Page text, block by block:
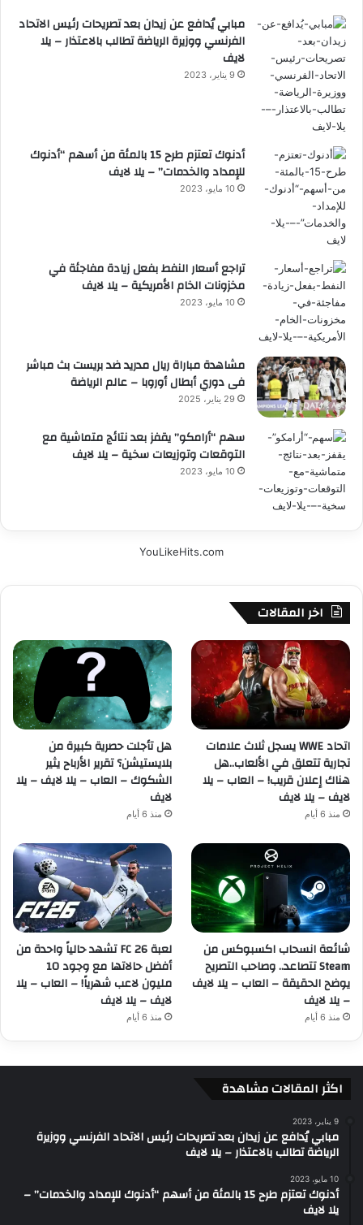
مبابي يُدافع عن زيدان بعد تصريحات رئيس الاتحاد
الفرنسي ووزيرة الرياضة تطالب بالاعتذار – يلا
لايف
9 يناير، 2023
أدنوك تعتزم طرح 15 بالمئة من أسهم “أدنوك
للإمداد والخدمات” – يلا لايف
10 مايو، 2023
تراجع أسعار النفط بفعل زيادة مفاجئة في
مخزونات الخام الأمريكية – يلا لايف
10 مايو، 2023
مشاهدة مباراة ريال مدريد ضد بريست بث مباشر
فى دوري أبطال أوروبا – عالم الرياضة
29 يناير، 2025
سهم “أرامكو” يقفز بعد نتائج متماشية مع
التوقعات وتوزيعات سخية – يلا لايف
10 مايو، 2023
YouLikeHits.com
اخر المقالات
اتحاد WWE يسجل ثلاث علامات
تجارية تتعلق في الألعاب..هل
هناك إعلان قريب! – العاب – يلا
لايف – يلا لايف
منذ 6 أيام
هل تأجلت حصرية كبيرة من
بلايستيشن؟ تقرير الأرباح يثير
الشكوك – العاب – يلا لايف – يلا
لايف
منذ 6 أيام
شائعة انسحاب اكسبوكس من
Steam تتصاعد.. وصاحب التصريح
يوضح الحقيقة – العاب – يلا لايف
– يلا لايف
منذ 6 أيام
لعبة FC 26 تشهد حالياً واحدة من
أفضل حالاتها مع وجود 10
مليون لاعب شهرياً! – العاب – يلا
لايف – يلا لايف
منذ 6 أيام
اكثر المقالات مشاهدة
9 يناير، 2023
مبابي يُدافع عن زيدان بعد تصريحات رئيس الاتحاد الفرنسي ووزيرة
الرياضة تطالب بالاعتذار – يلا لايف
10 مايو، 2023
أدنوك تعتزم طرح 15 بالمئة من أسهم “أدنوك للإمداد والخدمات” –
يلا لايف